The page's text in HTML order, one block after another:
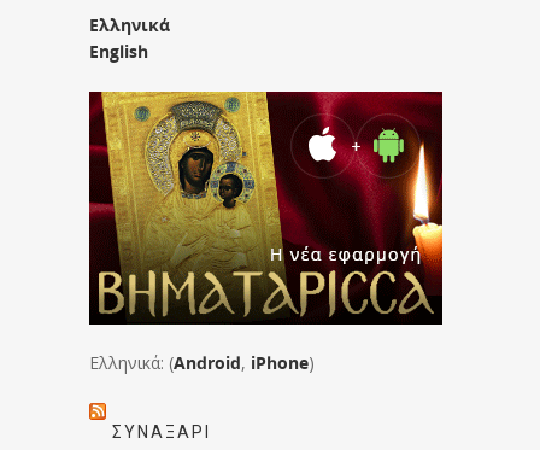
Ελληνικά
English
Ελληνικά: (Android, iPhone)
ΣΥΝΑΞΆΡΙ